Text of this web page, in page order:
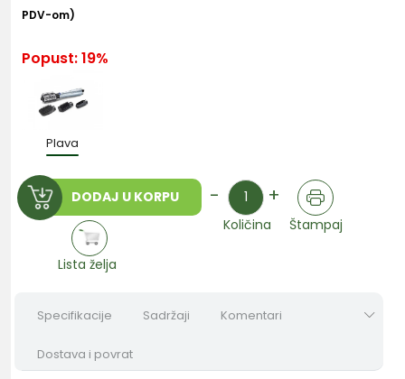
PDV-om)
Popust: 19%
Plava
DODAJ U KORPU - Količina +
Količina Štampaj
Lista želja
Specifikacije Sadržaji Komentari
Dostava i povrat